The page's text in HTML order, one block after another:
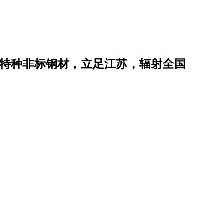
种非标钢材，立足江苏，辐射全国